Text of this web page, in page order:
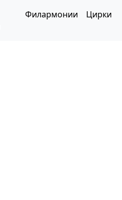
Филармонии Цирки